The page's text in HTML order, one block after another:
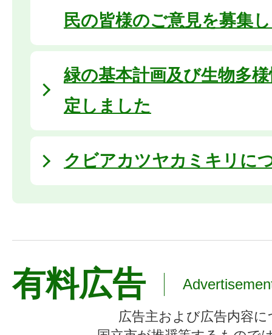
民の皆様のご意見を募集
緑の基本計画及び生物多
定しました
クビアカツヤカミキリに
有料広告
広告主および広告内容